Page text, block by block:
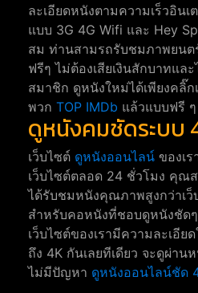
ละเอียดหนังตามความเร็วอิน
แบบ 3G 4G Wifi และ Hey
สม ท่านสามรถรับชมภาพยนต
ฟรีๆ ไม่ต้องเสียเงินสักบาทแล
สมาชิก ดูหนังใหม่ได้เพียงคลิ๊
พวก TOP IMDb แล้วแบบฟรี ๆ
ดูหนังคมชัดระบบ
เว็บไซต์ ดูหนังออนไลน์ ของเ
เว็บไซต์ตลอด 24 ชั่วโมง คุณส
ได้รับชมหนังคุณภาพสูงกว่าเ
สำหรับคอหนังที่ชอบดูหนังชัดๆ
เว็บไซต์ของเรามีความละเอีย
ถึง 4K กันเลยทีเดียว จะดูผ่า
ไม่มีปัญหา ดูหนังออนไลน์ชัด